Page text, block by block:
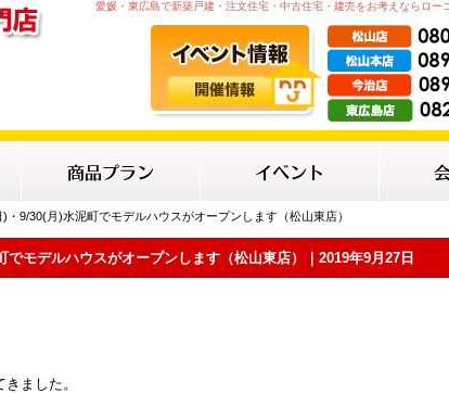
愛媛・東広島で新築戸建・注文住宅・中古住宅・建売をお考えならロー
・9/30(月)水泥町でモデルハウスがオープンします（松山東店）
でモデルハウスがオープンします（松山東店）｜2019年9月27日
ました。